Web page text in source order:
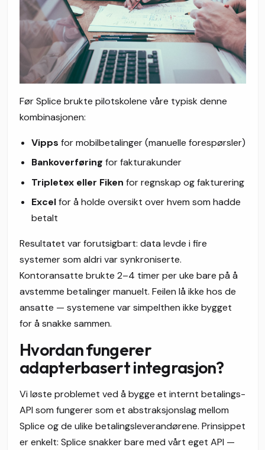
Før Splice brukte pilotskolene våre typisk denne
kombinasjonen:
Vipps for mobilbetalinger (manuelle forespørsler)
Bankoverføring for fakturakunder
Tripletex eller Fiken for regnskap og fakturering
Excelfor å holde oversikt over hvem som hadde
betalt
Resultatet var forutsigbart: data levde i fire
systemer som aldri var synkroniserte.
Kontoransatte brukte 2–4 timer per uke bare på å
avstemme betalinger manuelt. Feilen lå ikke hos de
ansatte — systemene var simpelthen ikke bygget
for å snakke sammen.
Hvordan fungerer
adapterbasert integrasjon?
Vi løste problemet ved å bygge et internt betalings-
API som fungerer som et abstraksjonslag mellom
Splice og de ulike betalingsleverandørene. Prinsippet
er enkelt: Splice snakker bare med vårt eget API —